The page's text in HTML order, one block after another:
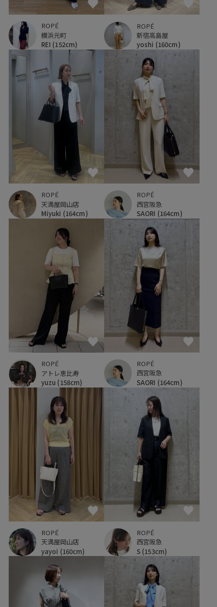
ROPÉ
横浜元町
REI (152cm)
ROPÉ
新宿高島屋
yoshi (160cm)
ROPÉ
天満屋岡山店
Miyuki (164cm)
ROPÉ
西宮阪急
SAORI (164cm)
ROPÉ
アトレ恵比寿
yuzu (158cm)
ROPÉ
西宮阪急
SAORI (164cm)
ROPÉ
天満屋岡山店
yayoi (160cm)
ROPÉ
西宮阪急
S (153cm)